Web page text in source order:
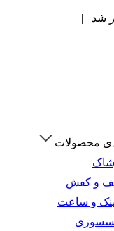
شد |
محصولات
و کفش
و ساعت